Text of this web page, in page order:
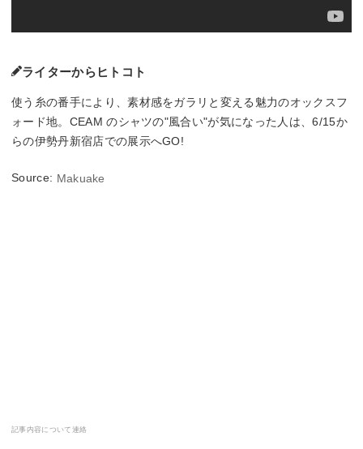
ライターからヒトコト
使う糸の番手により、素材感をガラリと変える魅力のオックスフ
ォード地。CEAM のシャツの"風合い"が気になった人は、6/15か
らの伊勢丹新宿店での展示へGO!
Source: Makuake
記事内容について連絡